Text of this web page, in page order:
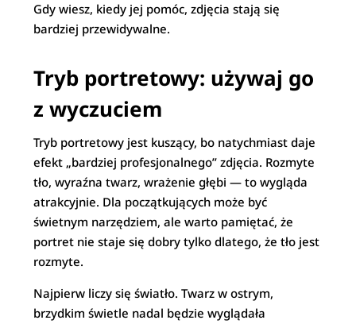
Gdy wiesz, kiedy jej pomóc, zdjęcia stają się
bardziej przewidywalne.
Tryb portretowy: używaj go
z wyczuciem
Tryb portretowy jest kuszący, bo natychmiast daje
efekt „bardziej profesjonalnego” zdjęcia. Rozmyte
tło, wyraźna twarz, wrażenie głębi — to wygląda
atrakcyjnie. Dla początkujących może być
świetnym narzędziem, ale warto pamiętać, że
portret nie staje się dobry tylko dlatego, że tło jest
rozmyte.
Najpierw liczy się światło. Twarz w ostrym,
brzydkim świetle nadal będzie wyglądała